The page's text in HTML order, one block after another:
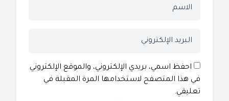
احفظ اسمي، بريدي الإلكتروني، والموقع الإلكتروني
في هذا المتصفح لاستخدامها المرة المقبلة في
تعليقي.